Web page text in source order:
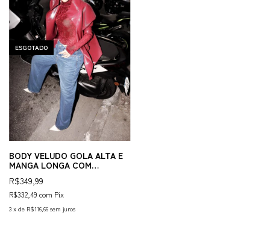
ESGOTADO
BODY VELUDO GOLA ALTA E
MANGA LONGA COM
R$349,99
R$332,49 com Pix
3 x de R$116,66 sem juros